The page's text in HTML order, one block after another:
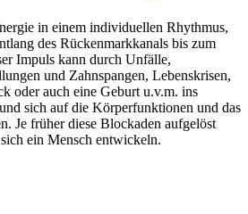
in einem individuellen Rhythmus,
des Rückenmarkkanals bis zum
Impuls kann durch Unfälle,
und Zahnspangen, Lebenskrisen,
oder auch eine Geburt u.v.m. ins
sich auf die Körperfunktionen und das
Je früher diese Blockaden aufgelöst
ein Mensch entwickeln.